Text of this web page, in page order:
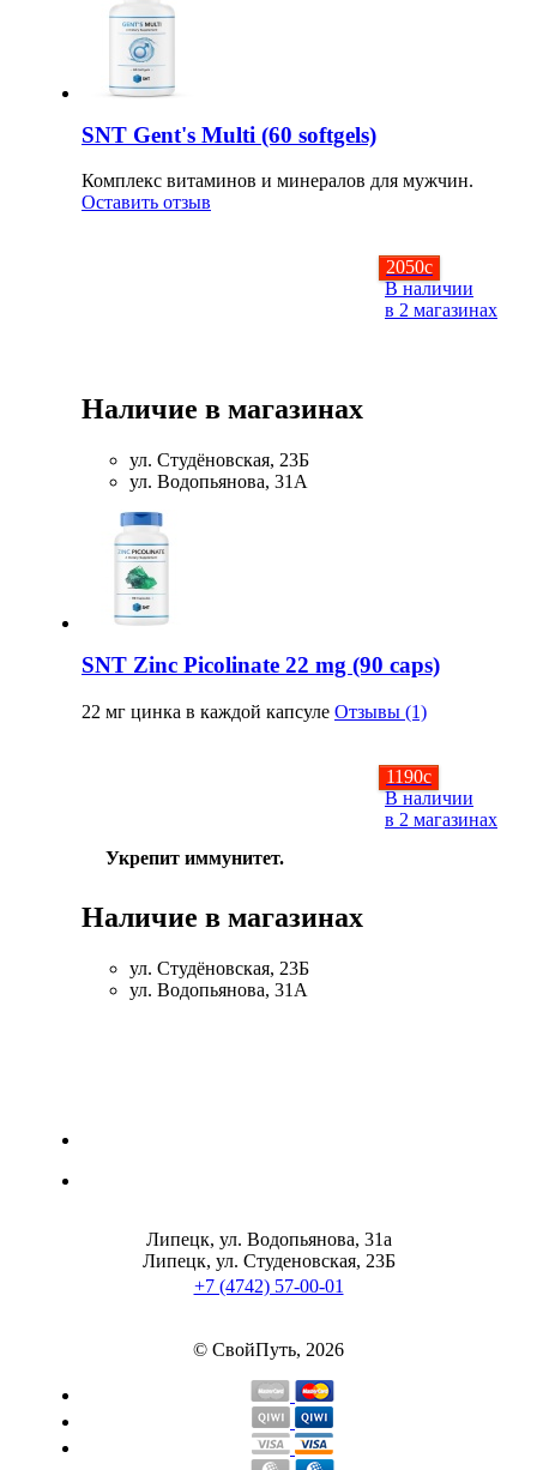
2050c
В наличии
в 2 магазинах
SNT Gent's Multi (60 softgels)
Комплекс витаминов и минералов для мужчин.
Оставить отзыв
Наличие в магазинах
ул. Студёновская, 23Б
ул. Водопьянова, 31А
1190c
В наличии
в 2 магазинах
SNT Zinc Picolinate 22 mg (90 caps)
22 мг цинка в каждой капсуле Отзывы (1)
Укрепит иммунитет.
Наличие в магазинах
ул. Студёновская, 23Б
ул. Водопьянова, 31А
Липецк, ул. Водопьянова, 31а
Липецк, ул. Студеновская, 23Б
+7 (4742) 57-00-01
© СвойПуть, 2026